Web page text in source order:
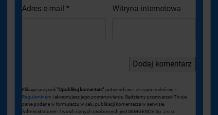
Adres e-mail * Witryna internetowa
Klikając przycisk "Opublikuj komentarz" potwierdzasz, że zapoznałeś się z
Regulaminem i akceptujesz jego postanowienia. Będziemy przetwarzać Twoje
dane podane w formularzu w celu publikacji komentarza w serwisie.
Administratorem Twoich danych osobowych jest SEMGENCE Sp. z o.o.